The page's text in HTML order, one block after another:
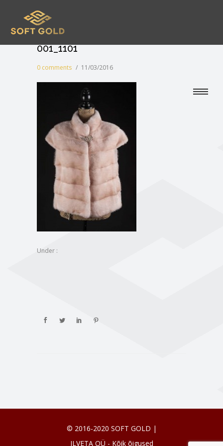
001_1101
0 comments / 11/03/2016
Under :
© 2016-2020 SOFT GOLD |
ILVETA OÜ - Kõik õigused